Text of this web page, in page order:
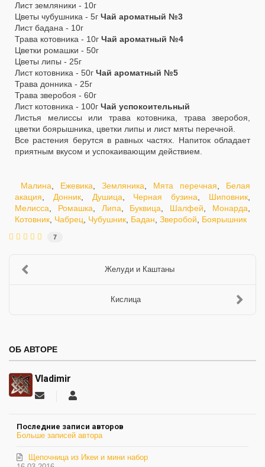
Лист земляники - 10г
Цветы чубушника - 5г Чай ароматный №3
Лист бадана - 10г
Трава котовника - 10г Чай ароматный №4
Цветки ромашки - 50г
Цветы липы - 25г
Лист котовника - 50г Чай ароматный №5
Трава донника - 25г
Трава зверобоя - 60г
Лист котовника - 100г Чай успокоительный
Листья мелиссы или трава котовника, трава зверобоя,
цветки боярышника, цветки липы и лист мяты перечной.
Все растения берутся в равных частях. Напиток обладает
приятным вкусом и успокаивающим действием.
Малина Ежевика Земляника Мята перечная
Белая
акация
Донник, Душица Черная бузина Шиповник
Мелисса
Ромашка Липа Буквица Шалфей Монарда
Котовник Чабрец Чубушник Бадан Зверобой Боярышник
7
Желуди и Каштаны
Кислица
ОБ АВТОРЕ
Vladimir
Подписаться
автора
Последние записи авторов
Больше записей автора
Щепочница из Икеи и мини набор